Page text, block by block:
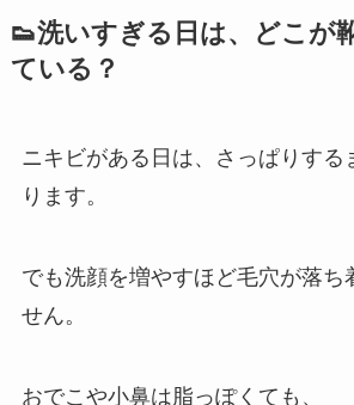
👟洗いすぎる日は、どこが
ている？
ニキビがある日は、さっぱりする
ります。
でも洗顔を増やすほど毛穴が落ち
せん。
おでこや小鼻は脂っぽくても、